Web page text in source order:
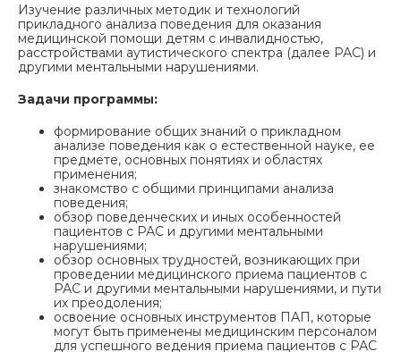
Изучение различных методик и технологий
прикладного анализа поведения для оказания
медицинской помощи детям с инвалидностью,
расстройствами аутистического спектра (далее РАС) и
другими ментальными нарушениями.
Задачи программы:
формирование общих знаний о прикладном
анализе поведения как о естественной науке, ее
предмете, основных понятиях и областях
применения;
знакомство с общими принципами анализа
поведения;
обзор поведенческих и иных особенностей
пациентов с РАС и другими ментальными
нарушениями;
обзор основных трудностей, возникающих при
проведении медицинского приема пациентов с
РАС и другими ментальными нарушениями, и пути
их преодоления;
освоение основных инструментов ПАП, которые
могут быть применены медицинским персоналом
для успешного ведения приема пациентов с РАС